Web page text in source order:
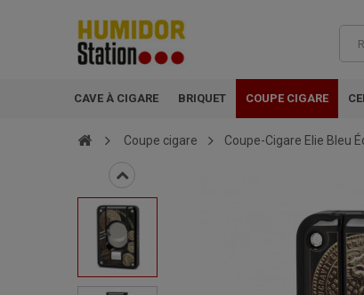
CAVE À CIGARE BRIQUET COUPE CIGARE
Coupe cigare Coupe-Cigare Elie Bleu